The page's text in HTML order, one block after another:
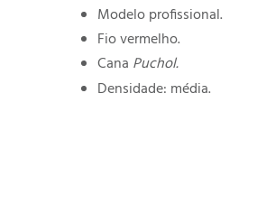
Modelo profissional.
Fio vermelho.
Cana Puchol.
Densidade: média.